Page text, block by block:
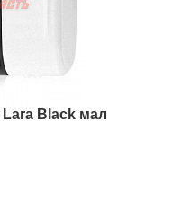
Black мал